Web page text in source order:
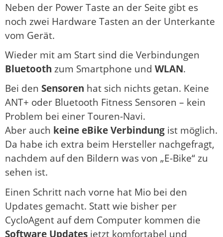
Neben der Power Taste an der Seite gibt es
noch zwei Hardware Tasten an der Unterkante
vom Gerät.
Wieder mit am Start sind die Verbindungen
Bluetooth zum Smartphone und WLAN.
Bei den Sensoren hat sich nichts getan. Keine
ANT+ oder Bluetooth Fitness Sensoren – kein
Problem bei einer Touren-Navi.
Aber auch keine eBike Verbindung ist möglich.
Da habe ich extra beim Hersteller nachgefragt,
nachdem auf den Bildern was von „E-Bike“ zu
sehen ist.
Einen Schritt nach vorne hat Mio bei den
Updates gemacht. Statt wie bisher per
CycloAgent auf dem Computer kommen die
Software Updates jetzt komfortabel und